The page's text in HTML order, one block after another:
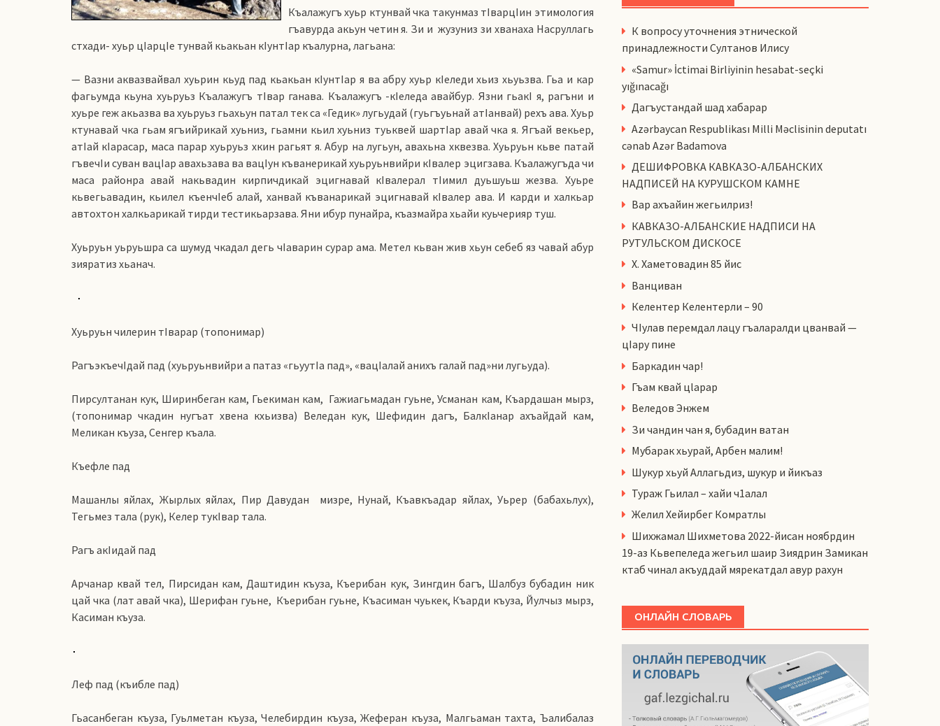
Къалажугъ хуьр ктунвай чка такунмаз тIварцIин этимология
гъавурда акьун четин я. Зи и жузуниз зи хванаха Насруллагь
стхади- хуьр цIарцIе тунвай кьакьан кIунтIар къалурна, лагьана:
— Вазни аквазвайвал хуьрин кьуд пад кьакьан кIунтIар я ва абру хуьр кIеледи хьиз хьуьзва. Гьа и кар
фагьумда кьуна хуьруьз Къалажугъ тIвар ганава. Къалажугъ -кIеледа авайбур. Язни гьакI я, рагъни и
хуьре геж акьазва ва хуьруьз гьахьун патал тек са «Гедик» лугьудай (гуьгъуьнай атIанвай) рехъ ава. Хуьр
ктунавай чка гьам ягъийрикай хуьниз, гьамни кьил хуьниз туьквей шартIар авай чка я. Ягъай векьер,
атIай кIарасар, маса парар хуьруьз хкин рагьят я. Абур на лугьун, авахьна хквезва. Хуьруьн кьве патай
гъвечIи суван вацIар авахьзава ва вацIун къванерикай хуьруьнвийри кIвалер эцигзава. Къалажугъда чи
маса районра авай накьвадин кирпичдикай эцигнавай кIвалерал тIимил дуьшуьш жезва. Хуьре
кьвегьавадин, кьилел къенчIеб алай, ханвай къванарикай эцигнавай кIвалер ава. И карди и халкьар
автохтон халкьарикай тирди тестикьарзава. Яни ибур пунайра, къазмайра хьайи куьчерияр туш.
Хуьруьн уьруьшра са шумуд чкадал дегь чIаварин сурар ама. Метел кьван жив хьун себеб яз чавай абур
зияратиз хьанач.
Хуьруьн чилерин тIварар (топонимар)
РагъэкъечIдай пад (хуьруьнвийри а патаз «гьуутIа пад», «вацIалай анихъ галай пад»ни лугьуда).
Пирсултанан кук, Ширинбеган кам, Гьекиман кам, Гажиагьмадан гуьне, Усманан кам, Къардашан мырз,
(топонимар чкадин нугъат хвена кхьизва) Веледан кук, Шефидин дагъ, БалкIанар ахъайдай кам,
Меликан къуза, Сенгер къала.
Къефле пад
Машанлы яйлах, Жырлых яйлах, Пир Давудан мизре, Нунай, Къавкъадар яйлах, Уьрер (бабахьлух),
Тегьмез тала (рук), Келер тукIвар тала.
Рагъ акIидай пад
Арчанар квай тел, Пирсидан кам, Даштидин къуза, Къерибан кук, Зингдин багъ, Шалбуз бубадин ник
цай чка (лат авай чка), Шерифан гуьне, Къерибан гуьне, Къасиман чуькек, Къарди къуза, Йулчыз мырз,
Касиман къуза.
Леф пад (къибле пад)
Гьасанбеган къуза, Гуьлметан къуза, Челебирдин къуза, Жеферан къуза, Малгьаман тахта, Ъалибалаз
К вопросу уточнения этнической
принадлежности Султанов Илису
«Samur» İctimai Birliyinin hesabat-seçki
yığınacağı
Дагъустандай шад хабарар
Azərbaycan Respublikası Milli Məclisinin deputatı
cənab Azər Badamova
ДЕШИФРОВКА КАВКАЗО-АЛБАНСКИХ
НАДПИСЕЙ НА КУРУШСКОМ КАМНЕ
Вар ахъайин жегьилриз!
КАВКАЗО-АЛБАНСКИЕ НАДПИСИ НА
РУТУЛЬСКОМ ДИСКОСЕ
Х. Хаметовадин 85 йис
Ванциван
Келентер Келентерли – 90
ЧIулав перемдал лацу гъаларалди цванвай —
цIару пине
Баркадин чар!
Гъам квай цlарар
Веледов Энжем
Зи чандин чан я, бубадин ватан
Мубарак хьурай, Арбен малим!
Шукур хьуй Аллагьдиз, шукур и йикъаз
Тураж Гьилал – хайи ч1алал
Желил Хейирбег Комратлы
Шихжамал Шихметова 2022-йисан ноябрдин
19-аз Кьвепеледа жегьил шаир Зиядрин Замикан
ктаб чинал акъуддай мярекатдал авур рахун
ОНЛАЙН СЛОВАРЬ